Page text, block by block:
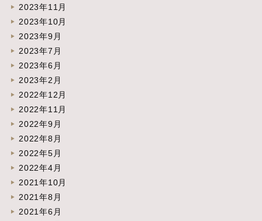
2023年11月
2023年10月
2023年9月
2023年7月
2023年6月
2023年2月
2022年12月
2022年11月
2022年9月
2022年8月
2022年5月
2022年4月
2021年10月
2021年8月
2021年6月